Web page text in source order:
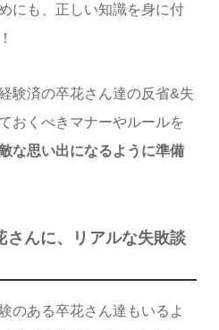
にも、正しい知識を身に付
験済の卒花さん達の反省&失
おくべきマナーやルールを
な思い出になるように準備
さんに、リアルな失敗談
のある卒花さん達もいるよ